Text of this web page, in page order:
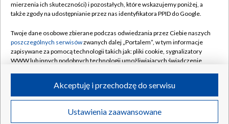
Naziemna Telewizja Cyfrowa
Rada Programowa
System NOS
Informacje o nadawcy
Program dla prasy
Pomoc
Kontakt
Kanały
©2026 Telewizja Polska S.A. w likwidacji
mierzenia ich skuteczności) i pozostałych, które wskazujemy poniżej, a
także zgody na udostępnianie przez nas identyfikatora PPID do Google.
Twoje dane osobowe zbierane podczas odwiedzania przez Ciebie naszych
poszczególnych serwisówzwanych dalej „Portalem”, w tym informacje
zapisywane za pomocą technologii takich jak: pliki cookie, sygnalizatory
WWW lub innych podobnych technologii umożliwiających świadczenie
ruchu w Internecie.
Twoje dane osobowe zbierane podczas odwiedzania przez Ciebie
poszczególnych serwisówna Portalu, takie jak adresy IP, identyfikatory
Ustawienia zaawansowane
Akceptuję i przechodzę do serwisu